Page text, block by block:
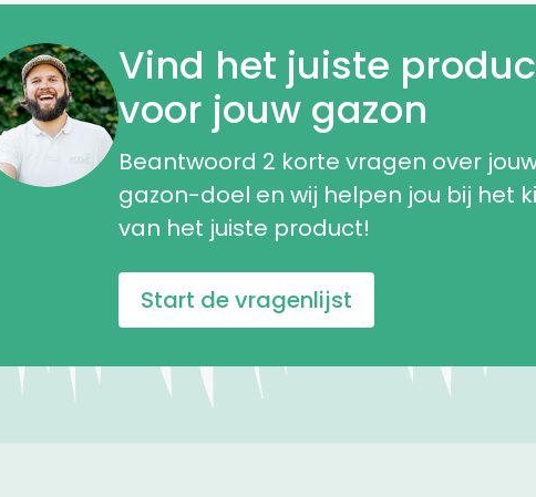
Vind het juiste
voor jouw gazon
Beantwoord 2 korte vragen over
gazon-doel en wij helpen jou bij het
van het juiste product!
Start de vragenlijst